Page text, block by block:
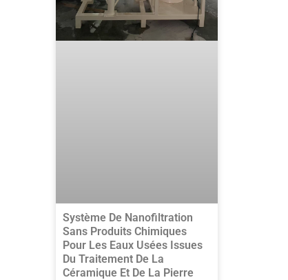
Système De Nanofiltration
Sans Produits Chimiques
Pour Les Eaux Usées Issues
Du Traitement De La
Céramique Et De La Pierre